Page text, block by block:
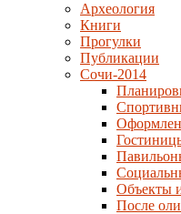
Археология
Книги
Прогулки
Публикации
Сочи-2014
Объекты
После